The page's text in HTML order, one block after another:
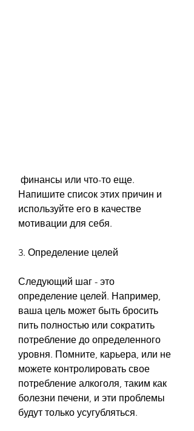
Напишите список этих причин и
используйте его в качестве
мотивации для себя.
3. Определение целей
Следующий шаг - это
определение целей. Например,
ваша цель может быть бросить
пить полностью или сократить
потребление до определенного
уровня. Помните, карьера, или не
можете контролировать свое
потребление алкоголя, таким как
болезни печени, и эти проблемы
будут только усугубляться.